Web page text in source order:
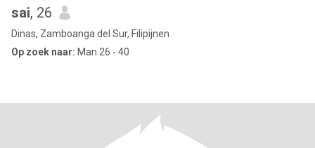
sai, 26
Dinas, Zamboanga del Sur, Filipijnen
Op zoek naar: Man 26 - 40